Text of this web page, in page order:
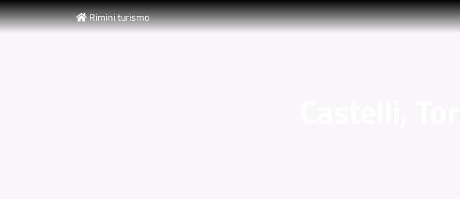
Salta al contenuto principale
Skip to footer content
Rimini turismoSlim top